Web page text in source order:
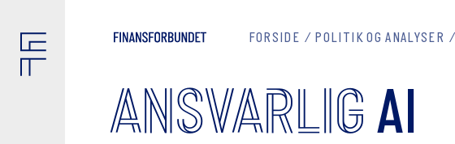
FORSIDE POLITIK OG ANALYSER
ANSVARLIG AI